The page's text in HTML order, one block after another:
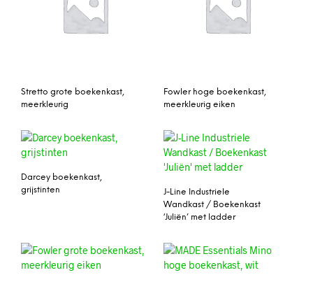
Stretto grote boekenkast,
meerkleurig
Fowler hoge boekenkast,
meerkleurig eiken
Darcey boekenkast,
grijstinten
J-Line Industriele
Wandkast / Boekenkast
‘Juliën’ met ladder